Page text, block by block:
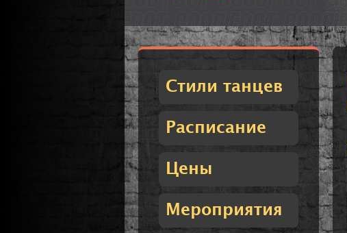
Стили танцев
Расписание
Цены
Мероприятия